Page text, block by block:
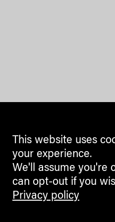
This website uses
your experience.
We'll assume you're
can opt-out if you
Privacy policy